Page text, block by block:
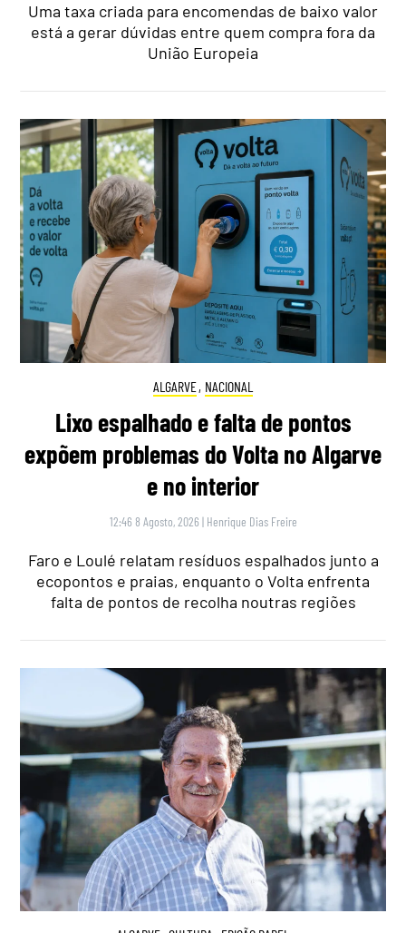
Uma taxa criada para encomendas de baixo valor
está a gerar dúvidas entre quem compra fora da
União Europeia
ALGARVE, NACIONAL
Lixo espalhado e falta de pontos
expõem problemas do Volta no Algarve
e no interior
12:46 8 Agosto, 2026 | Henrique Dias Freire
Faro e Loulé relatam resíduos espalhados junto a
ecopontos e praias, enquanto o Volta enfrenta
falta de pontos de recolha noutras regiões